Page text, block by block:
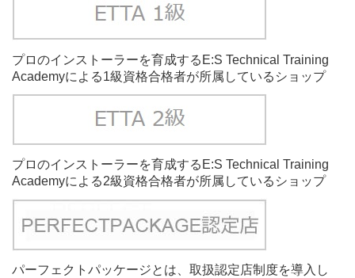
プロのインストーラーを育成するE:S Technical Training
Academyによる1級資格合格者が所属しているショップ
プロのインストーラーを育成するE:S Technical Training
Academyによる2級資格合格者が所属しているショップ
パーフェクトパッケージとは、取扱認定店制度を導入し